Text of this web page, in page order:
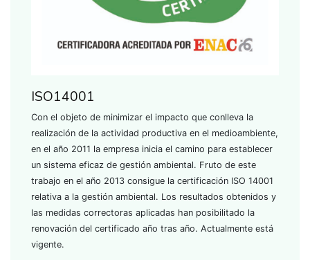
ISO14001
Con el objeto de minimizar el impacto que conlleva la
realización de la actividad productiva en el medioambiente,
en el año 2011 la empresa inicia el camino para establecer
un sistema eficaz de gestión ambiental. Fruto de este
trabajo en el año 2013 consigue la certificación ISO 14001
relativa a la gestión ambiental. Los resultados obtenidos y
las medidas correctoras aplicadas han posibilitado la
renovación del certificado año tras año. Actualmente está
vigente.